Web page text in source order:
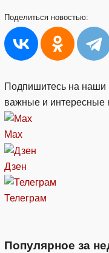
Поделиться новостью:
Подпишитесь на наши
важные и интересные
Max
Дзен
Телеграм
Популярное за